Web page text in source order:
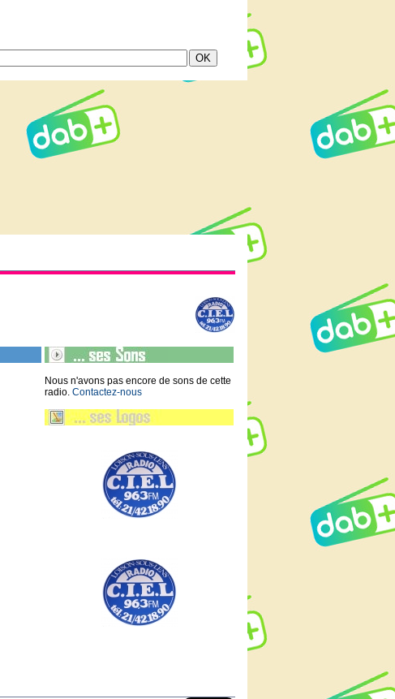
Nous n'avons pas encore de sons de cette
radio. Contactez-nous